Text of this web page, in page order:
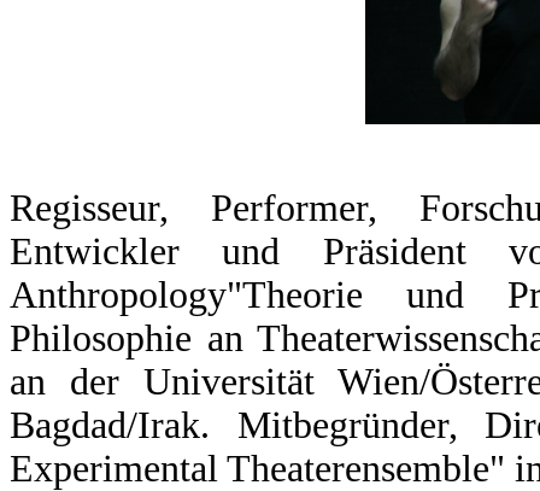
Regisseur, Performer,
Entwickler und Präsident
Anthropology"Theorie und
Philosophie an
an der Universität Wien/
Bagdad/Irak. Mitbegründer,
Experimental Theaterensemble"